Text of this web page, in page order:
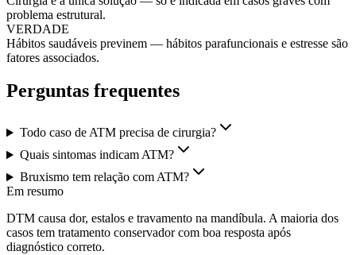
problema estrutural.
VERDADE
Hábitos saudáveis previnem — hábitos parafuncionais e estresse são
fatores associados.
Perguntas frequentes
Todo caso de ATM precisa de cirurgia?
Quais sintomas indicam ATM?
Bruxismo tem relação com ATM?
Em resumo
DTM causa dor, estalos e travamento na mandíbula. A maioria dos
casos tem tratamento conservador com boa resposta após
diagnóstico correto.